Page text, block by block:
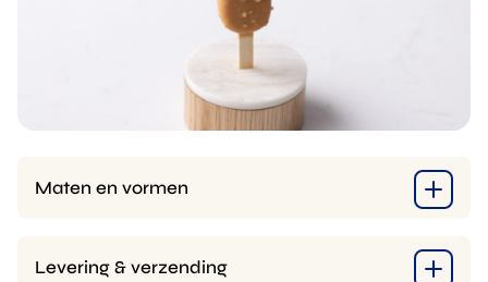
Maten en vormen
Levering & verzending